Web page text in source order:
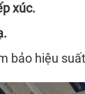
xúc.
bảo hiệu